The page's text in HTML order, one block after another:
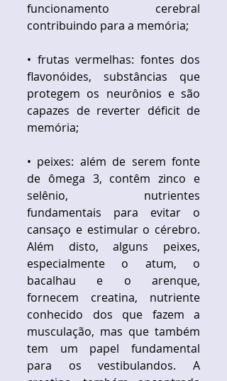
funcionamento cerebral
contribuindo para a memória;
• frutas vermelhas: fontes dos
flavonóides, substâncias que
protegem os neurônios e são
capazes de reverter déficit de
memória;
• peixes: além de serem fonte
de ômega 3, contêm zinco e
selênio, nutrientes
fundamentais para evitar o
cansaço e estimular o cérebro.
Além disto, alguns peixes,
especialmente o atum, o
bacalhau e o arenque,
fornecem creatina, nutriente
conhecido dos que fazem a
musculação, mas que também
tem um papel fundamental
para os vestibulandos. A